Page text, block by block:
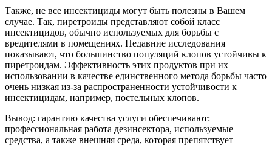
Также, не все инсектициды могут быть полезны в Вашем
случае. Так, пиретроиды представляют собой класс
инсектицидов, обычно используемых для борьбы с
вредителями в помещениях. Недавние исследования
показывают, что большинство популяций клопов устойчивы к
пиретроидам. Эффективность этих продуктов при их
использовании в качестве единственного метода борьбы часто
очень низкая из-за распространенности устойчивости к
инсектицидам, например, постельных клопов.
Вывод: гарантию качества услуги обеспечивают:
профессиональная работа дезинсектора, используемые
средства, а также внешняя среда, которая препятствует